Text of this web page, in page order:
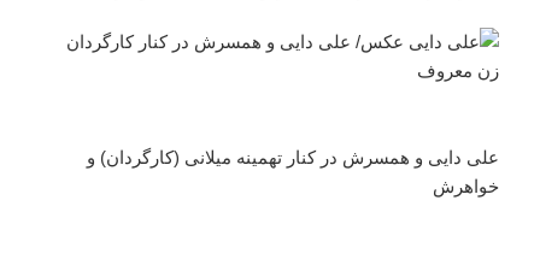
علی دایی و همسرش در کنار تهمینه میلانی (کارگردان) و
خواهرش